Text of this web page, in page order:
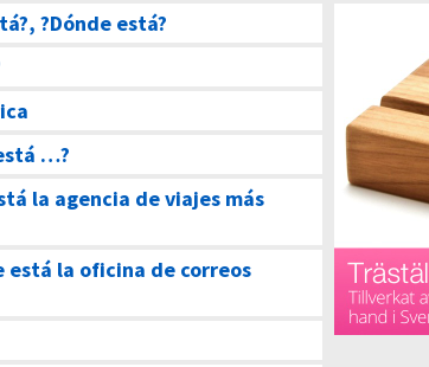
?Dónde está?
…?
la agencia de viajes más
está la oficina de correos